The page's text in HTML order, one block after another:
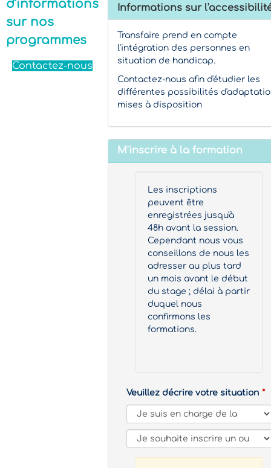
d’informations
sur nos
programmes
Contactez-nous
Informations sur
Transfaire prend en compte
l'intégration des personnes en
situation de handicap.
Contactez-nous afin d'étudier les
différentes possibilités
mises à disposition
M'inscrire à la formation
Les inscriptions
peuvent être
enregistrées jusqu'à
48h avant la session.
Cependant nous vous
conseillons de nous les
adresser au plus tard
un mois avant le début
du stage ; délai à partir
duquel nous
confirmons les
formations.
Veuillez décrire votre situation